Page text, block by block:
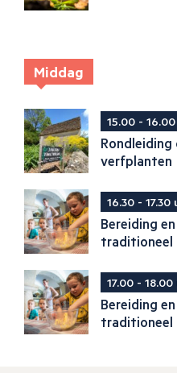
Middag
15.00 -
verfplanten
16.30 - 17.30
Bereiding
traditioneel
17.00 - 18.00
Bereiding
traditioneel